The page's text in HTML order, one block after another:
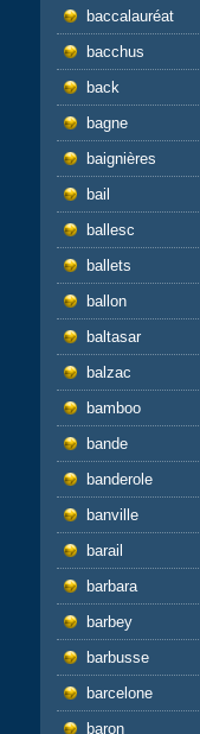
baccalauréat
bacchus
back
bagne
baignières
bail
ballesc
ballets
ballon
baltasar
balzac
bamboo
bande
banderole
banville
barail
barbara
barbey
barbusse
barcelone
baron